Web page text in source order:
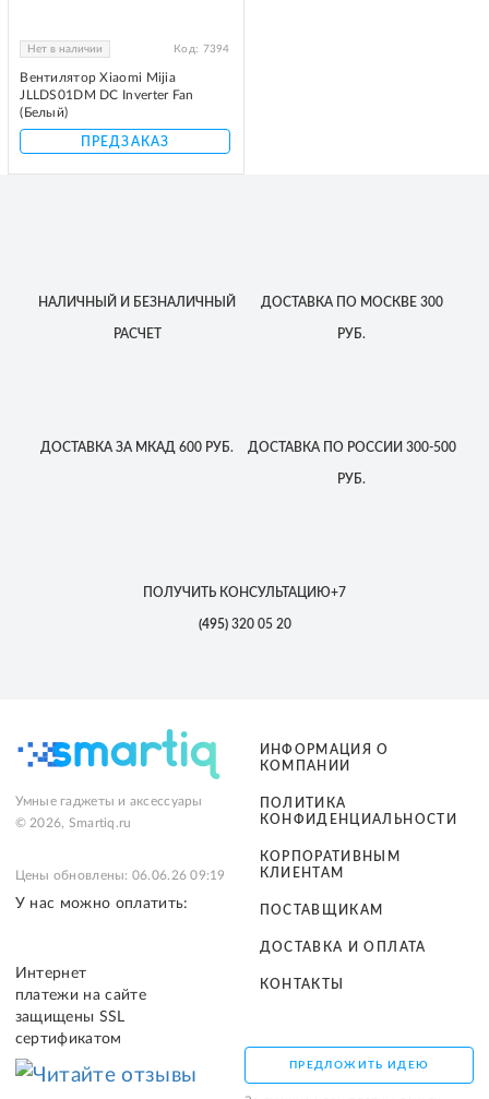
Нет в наличии Код: 7394
Вентилятор Xiaomi Mijia
JLLDS01DM DC Inverter Fan
(Белый)
ПРЕДЗАКАЗ
НАЛИЧНЫЙ И БЕЗНАЛИЧНЫЙ
РАСЧЕТ
ДОСТАВКАПО МОСКВЕ 300
РУБ.
ДОСТАВКА ЗА МКАД 600 РУБ. ДОСТАВКАПО РОССИИ 300-500
РУБ.
ПОЛУЧИТЬ КОНСУЛЬТАЦИЮ+7
(495)320 05 20
Умные гаджеты и аксессуары
© 2026, Smartiq.ru
Цены обновлены: 06.06.26 09:19
У нас можно оплатить:
Интернет
платежи на сайте
защищены SSL
сертификатом
ИНФОРМАЦИЯ О
КОМПАНИИ
ПОЛИТИКА
КОНФИДЕНЦИАЛЬНОСТИ
КОРПОРАТИВНЫМ
КЛИЕНТАМ
ПОСТАВЩИКАМ
ДОСТАВКА И ОПЛАТА
КОНТАКТЫ
ПРЕДЛОЖИТЬ ИДЕЮ